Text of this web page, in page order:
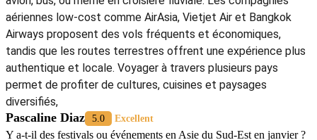
5/5 - (1003 Vote)
Jackson Hewitt
Peut-on combiner plusieurs pays en un seul voyage ?
Oui, il est tout à fait possible de combiner plusieurs pays lors
d’unvoyage en Asie du Sud-Est
compacte, ce qui rend les trajets transfrontaliers pratiques